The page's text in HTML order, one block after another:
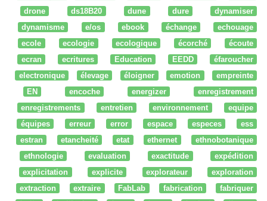
drone
ds18B20 dune dure
dynamiser
dynamisme
e/os ebook échange
echouage
ecole
ecologie ecologique écorché
écoute
ecran
ecritures Education EEDD
éfaroucher
electronique
élevage éloigner emotion
empreinte
EN
encoche energizer
enregistrement
enregistrements
entretien environnement
equipe
équipes
erreur error espace especes
ess
estran
etancheité etat ethernet
ethnobotanique
ethnologie
evaluation exactitude
expédition
explicitation
explicite explorateur
exploration
extraction
extraire FabLab fabrication
fabriquer